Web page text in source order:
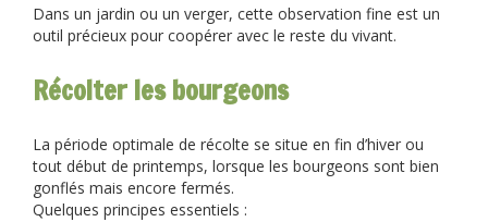
Dans un jardin ou un verger, cette observation fine est un
outil précieux pour coopérer avec le reste du vivant.
Récolter les bourgeons
La période optimale de récolte se situe en fin d’hiver ou
tout début de printemps, lorsque les bourgeons sont bien
gonflés mais encore fermés.
Quelques principes essentiels :